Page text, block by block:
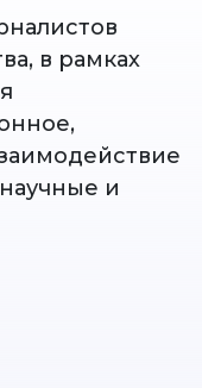
в рамках
и